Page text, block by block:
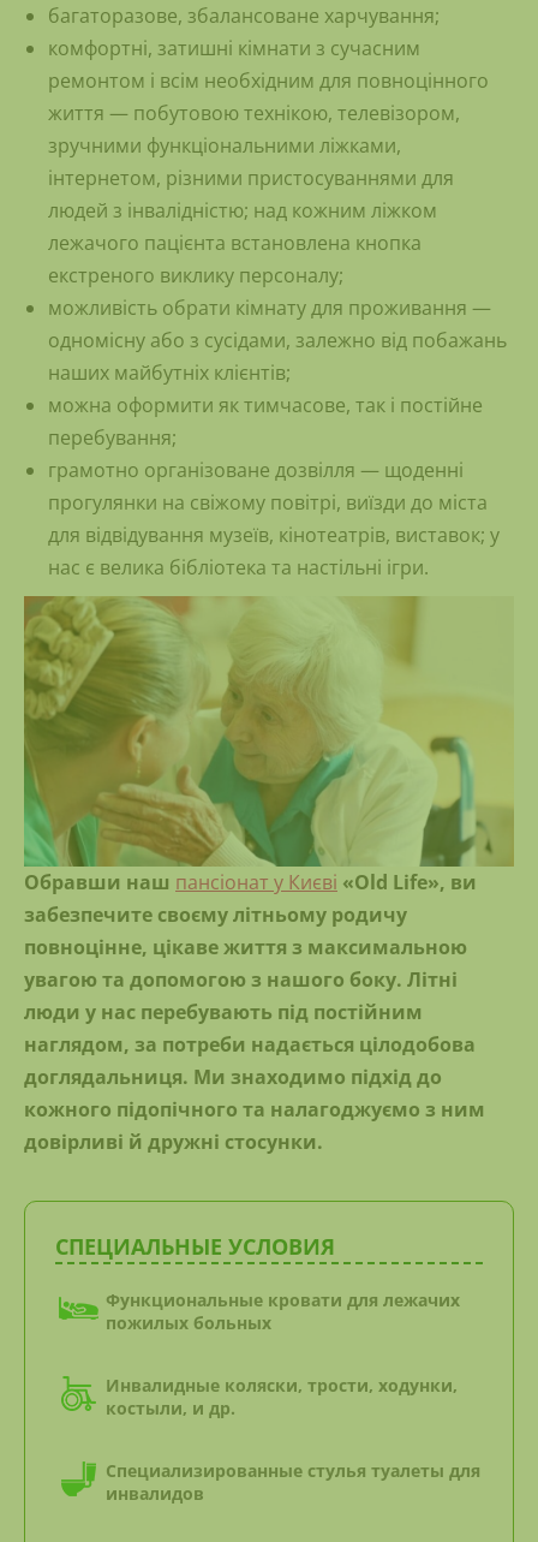
багаторазове, збалансоване харчування;
комфортні, затишні кімнати з сучасним
ремонтом і всім необхідним для повноцінного
життя — побутовою технікою, телевізором,
зручними функціональними ліжками,
інтернетом, різними пристосуваннями для
людей з інвалідністю; над кожним ліжком
лежачого пацієнта встановлена кнопка
екстреного виклику персоналу;
можливість обрати кімнату для проживання —
одномісну або з сусідами, залежно від побажань
наших майбутніх клієнтів;
можна оформити як тимчасове, так і постійне
перебування;
грамотно організоване дозвілля — щоденні
прогулянки на свіжому повітрі, виїзди до міста
для відвідування музеїв, кінотеатрів, виставок; у
нас є велика бібліотека та настільні ігри.
Обравши наш пансіонат у Києві «Old Life», ви
забезпечите своєму літньому родичу
повноцінне, цікаве життя з максимальною
увагою та допомогою з нашого боку. Літні
люди у нас перебувають під постійним
наглядом, за потреби надається цілодобова
доглядальниця. Ми знаходимо підхід до
кожного підопічного та налагоджуємо з ним
довірливі й дружні стосунки.
СПЕЦИАЛЬНЫЕ УСЛОВИЯ
Функциональные кровати для лежачих
пожилых больных
Инвалидные коляски, трости, ходунки,
костыли, и др.
Специализированные стулья туалеты для
инвалидов